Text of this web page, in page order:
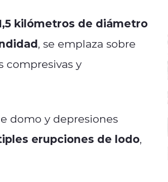
kilómetros de diámetro
, se emplaza sobre
compresivas y
domo y depresiones
erupciones de lodo,